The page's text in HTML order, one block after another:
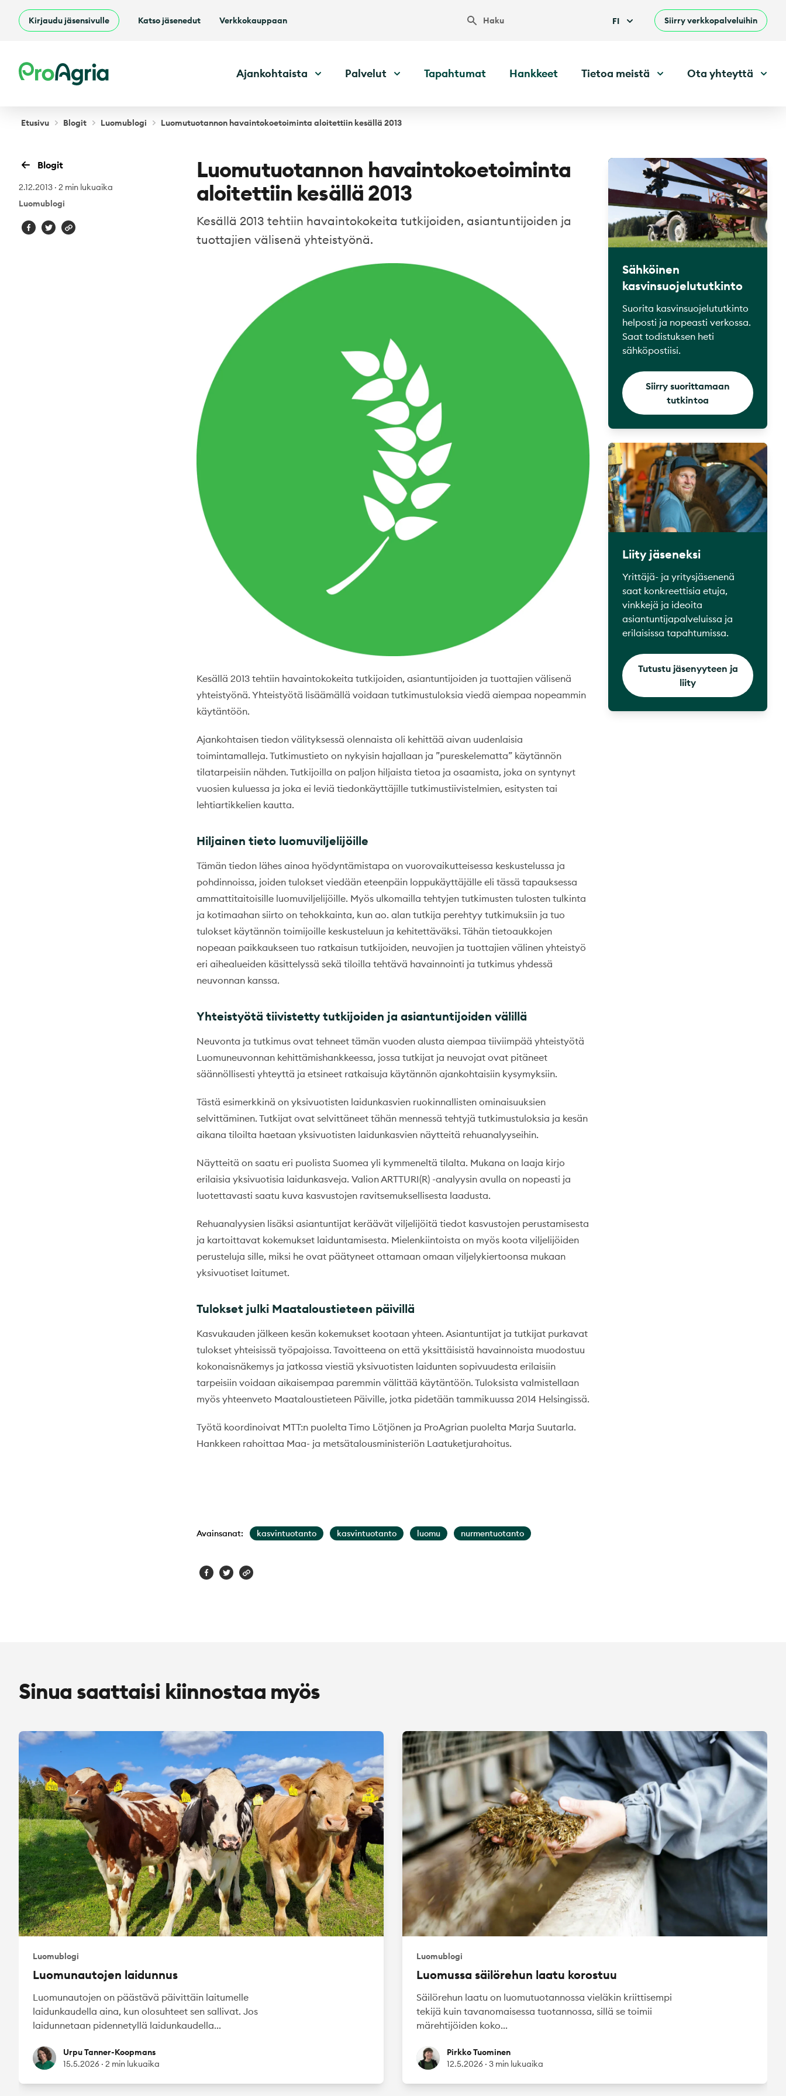
Kirjaudu jäsensivulle Katso jäsenedut Verkkokauppaan Haku FI Siirry verkkopalveluihin
ProAgria Ajankohtaista Palvelut Tapahtumat Hankkeet Tietoa meistä Ota yhteyttä
Etusivu Blogit Luomublogi Luomutuotannon havaintokoetoiminta aloitettiin kesällä 2013
Blogit
2.12.2013 · 2 min lukuaika
Luomublogi
Luomutuotannon havaintokoetoiminta
aloitettiin kesällä 2013
Kesällä 2013 tehtiin havaintokokeita tutkijoiden, asiantuntijoiden ja
tuottajien välisenä yhteistyönä.
Kesällä 2013 tehtiin havaintokokeita tutkijoiden, asiantuntijoiden ja tuottajien välisenä
yhteistyönä. Yhteistyötä lisäämällä voidaan tutkimustuloksia viedä aiempaa nopeammin
käytäntöön.
Ajankohtaisen tiedon välityksessä olennaista oli kehittää aivan uudenlaisia
toimintamalleja. Tutkimustieto on nykyisin hajallaan ja ”pureskelematta” käytännön
tilatarpeisiin nähden. Tutkijoilla on paljon hiljaista tietoa ja osaamista, joka on syntynyt
vuosien kuluessa ja joka ei leviä tiedonkäyttäjille tutkimustiivistelmien, esitysten tai
lehtiartikkelien kautta.
Hiljainen tieto luomuviljelijöille
Tämän tiedon lähes ainoa hyödyntämistapa on vuorovaikutteisessa keskustelussa ja
pohdinnoissa, joiden tulokset viedään eteenpäin loppukäyttäjälle eli tässä tapauksessa
ammattitaitoisille luomuviljelijöille. Myös ulkomailla tehtyjen tutkimusten tulosten tulkinta
ja kotimaahan siirto on tehokkainta, kun ao. alan tutkija perehtyy tutkimuksiin ja tuo
tulokset käytännön toimijoille keskusteluun ja kehitettäväksi. Tähän tietoaukkojen
nopeaan paikkaukseen tuo ratkaisun tutkijoiden, neuvojien ja tuottajien välinen yhteistyö
eri aihealueiden käsittelyssä sekä tiloilla tehtävä havainnointi ja tutkimus yhdessä
neuvonnan kanssa.
Yhteistyötä tiivistetty tutkijoiden ja asiantuntijoiden välillä
Neuvonta ja tutkimus ovat tehneet tämän vuoden alusta aiempaa tiiviimpää yhteistyötä
Luomuneuvonnan kehittämishankkeessa, jossa tutkijat ja neuvojat ovat pitäneet
säännöllisesti yhteyttä ja etsineet ratkaisuja käytännön ajankohtaisiin kysymyksiin.
Tästä esimerkkinä on yksivuotisten laidunkasvien ruokinnallisten ominaisuuksien
selvittäminen. Tutkijat ovat selvittäneet tähän mennessä tehtyjä tutkimustuloksia ja kesän
aikana tiloilta haetaan yksivuotisten laidunkasvien näytteitä rehuanalyyseihin.
Näytteitä on saatu eri puolista Suomea yli kymmeneltä tilalta. Mukana on laaja kirjo
erilaisia yksivuotisia laidunkasveja. Valion ARTTURI(R) -analyysin avulla on nopeasti ja
luotettavasti saatu kuva kasvustojen ravitsemuksellisesta laadusta.
Rehuanalyysien lisäksi asiantuntijat keräävät viljelijöitä tiedot kasvustojen perustamisesta
ja kartoittavat kokemukset laiduntamisesta. Mielenkiintoista on myös koota viljelijöiden
perusteluja sille, miksi he ovat päätyneet ottamaan omaan viljelykiertoonsa mukaan
yksivuotiset laitumet.
Tulokset julki Maataloustieteen päivillä
Kasvukauden jälkeen kesän kokemukset kootaan yhteen. Asiantuntijat ja tutkijat purkavat
tulokset yhteisissä työpajoissa. Tavoitteena on että yksittäisistä havainnoista muodostuu
kokonaisnäkemys ja jatkossa viestiä yksivuotisten laidunten sopivuudesta erilaisiin
tarpeisiin voidaan aikaisempaa paremmin välittää käytäntöön. Tuloksista valmistellaan
myös yhteenveto Maataloustieteen Päiville, jotka pidetään tammikuussa 2014 Helsingissä.
Työtä koordinoivat MTT:n puolelta Timo Lötjönen ja ProAgrian puolelta Marja Suutarla.
Hankkeen rahoittaa Maa- ja metsätalousministeriön Laatuketjurahoitus.
Avainsanat: kasvintuotanto kasvintuotanto luomu nurmentuotanto
Sähköinen
kasvinsuojelututkinto
Suorita kasvinsuojelututkinto
helposti ja nopeasti verkossa.
Saat todistuksen heti
sähköpostiisi.
Siirry suorittamaan
tutkintoa
Liity jäseneksi
Yrittäjä- ja yritysjäsenenä
saat konkreettisia etuja,
vinkkejä ja ideoita
asiantuntijapalveluissa ja
erilaisissa tapahtumissa.
Tutustu jäsenyyteen ja
liity
Sinua saattaisi kiinnostaa myös
Luomublogi
Luomunautojen laidunnus
Luomunautojen on päästävä päivittäin laitumelle
laidunkaudella aina, kun olosuhteet sen sallivat. Jos
laidunnetaan pidennetyllä laidunkaudella...
Urpu Tanner-Koopmans
Urpu Tanner-Koopmans
15.5.2026 · 2 min lukuaika
Luomublogi
Luomussa säilörehun laatu korostuu
Säilörehun laatu on luomutuotannossa vieläkin kriittisempi
tekijä kuin tavanomaisessa tuotannossa, sillä se toimii
märehtijöiden koko...
Pirkko Tuominen
Pirkko Tuominen
12.5.2026 · 3 min lukuaika